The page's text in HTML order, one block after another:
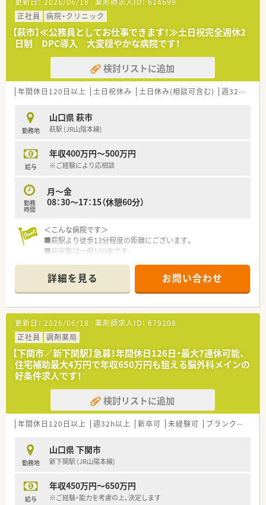
正社員
病院・クリニック
【萩市】≪公務員としてお仕事できます！≫土日祝完全週休2
日制 DPC導入 大変穏やかな病院です！
検討リストに追加
年間休日120日以上 土日祝休み 土日休み(相談可含む) 週32h以上
勤務地
山口県 萩市
萩駅 (JR山陰本線)
給与
年収400万円～500万円
※ご経験により応相談
勤務
時間
月～金
08：30～17：15（休憩60分）
＜こんな病院です＞
■萩駅より徒歩13分程度の距離にございます。
■病床数は一般100床です。
＜業務内容＞
■調剤、注射調剤、抗がん剤調製、薬剤管理指導(入院患者様への
服薬指導)、医薬品情報、薬品管理など
■各種院内チームや委員会へも参画しています。
＜研修制度＞
■現場の先輩薬剤師より指導を受けて頂きます。
＜法人特徴＞
■DPC対象、日本医療機能評価機構の病院機能評価
(Version.4.0 一般病院)認定です。
■電子薬歴、全自動分包機、電子カルテも整備されており、非常
に調剤設備が充実しています。
■退職金は山口県市町村の職員共済となります。
＜こんな方にもおすすめ＞
■ゆったりとした環境で働きたい方
■プライベートと両立しながらメリハリをつけて勤務したい方
詳細を見る お問い合わせ
更新日： 2026/06/18 薬剤師求人ID： 679208
正社員
調剤薬局
【下関市／新下関駅】急募！年間休日126日・最大7連休可能、
住宅補助最大4万円で年収650万円も狙える脳外科メインの
好条件求人です！
検討リストに追加
年間休日120日以上 週32h以上 新卒可 未経験可 ブランク可
勤務地
山口県 下関市
新下関駅 (JR山陽本線)
給与
年収450万円～650万円
※ご経験・能力を考慮の上、決定します